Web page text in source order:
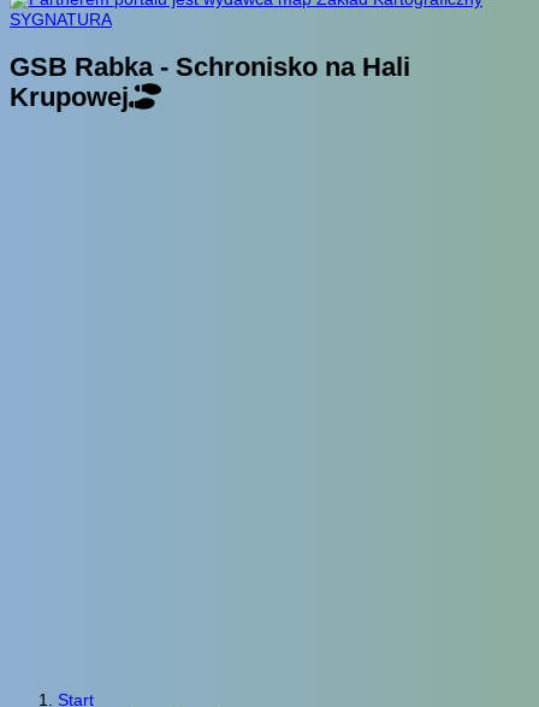
GSB Rabka - Schronisko na Hali
Krupowej
Start